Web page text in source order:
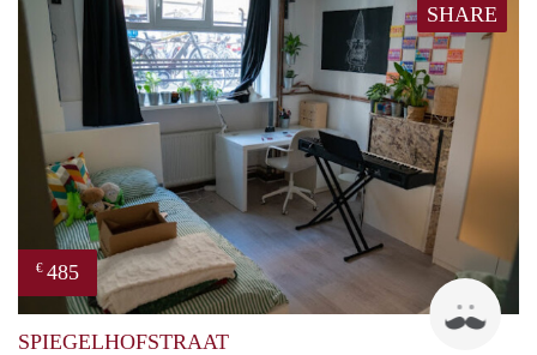
SHARE
€ 485
SPIEGELHOFSTRAAT